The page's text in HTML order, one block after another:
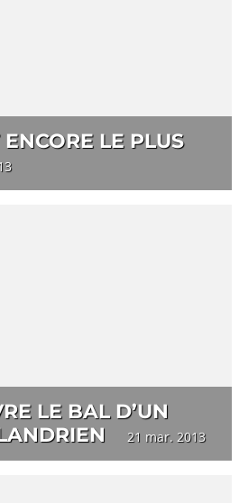
LE PLUS
LE BAL D’UN
21 mar. 2013